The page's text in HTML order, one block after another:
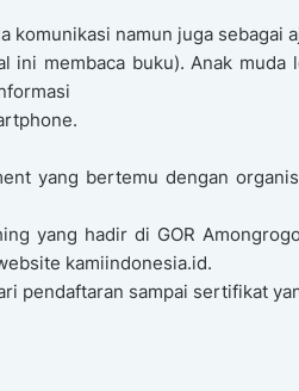
komunikasi namun juga sebagai
membaca buku). Anak muda
yang bertemu dengan
yang hadir di GOR
kamiindonesia.id.
pendaftaran sampai sertifikat